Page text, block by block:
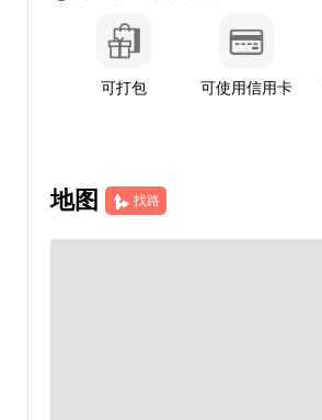
可打包 可使用信用卡
地图 找路